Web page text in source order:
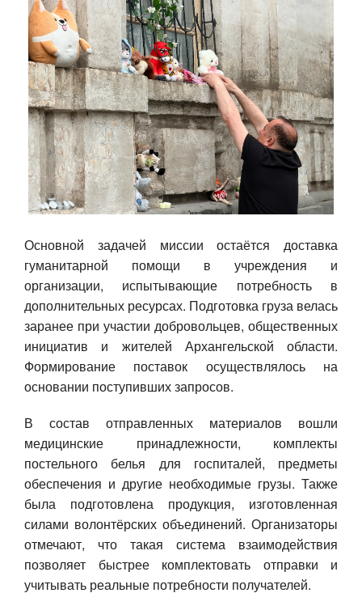
Основной задачей миссии остаётся доставка
гуманитарной помощи в учреждения и
организации, испытывающие потребность в
дополнительных ресурсах. Подготовка груза велась
заранее при участии добровольцев, общественных
инициатив и жителей Архангельской области.
Формирование поставок осуществлялось на
основании поступивших запросов.
В состав отправленных материалов вошли
медицинские принадлежности, комплекты
постельного белья для госпиталей, предметы
обеспечения и другие необходимые грузы. Также
была подготовлена продукция, изготовленная
силами волонтёрских объединений. Организаторы
отмечают, что такая система взаимодействия
позволяет быстрее комплектовать отправки и
учитывать реальные потребности получателей.